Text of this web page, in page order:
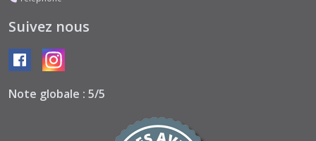
Suivez nous
Note globale : 5/5